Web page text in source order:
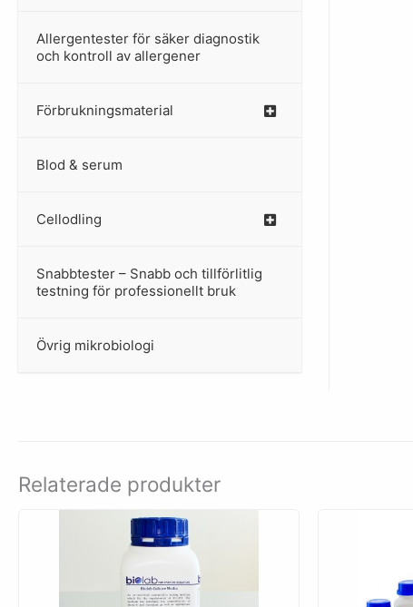
Allergentester för säker diagnostik
och kontroll av allergener
–
Förbrukningsmaterial
Blod & serum
Cellodling
–
Snabbtester – Snabb och tillförlitlig
testning för professionellt bruk
–
Övrig mikrobiologi
–
Relaterade produkter